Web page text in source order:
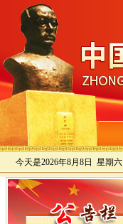
今天是2026年8月8日 星期六